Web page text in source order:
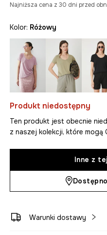
Najniższa cena z 30 dni przed
Kolor: różowy
Produkt niedostępny
Ten produkt jest obecnie
z naszej kolekcji, które mogą
Inne z
Warunki dostawy